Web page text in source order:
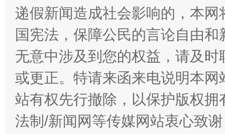
递假新闻造成社会影响的，本
国宪法，保障公民的言论自由
无意中涉及到您的权益，请及
或更正。特请来函来电说明本
站有权先行撤除，以保护版权
法制/新闻网等传媒网站衷心致